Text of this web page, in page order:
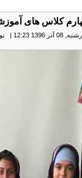
کلاس های
1396 12:23
|